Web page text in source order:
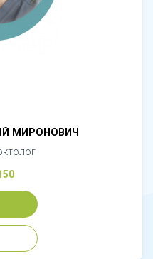
МИРОНОВИЧ